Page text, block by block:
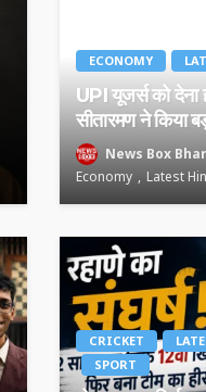
ECONOMY
UPI यूजर्स को देना
सीतारमण ने किया
News Box
Economy
Latest
CRICKET
SPORT